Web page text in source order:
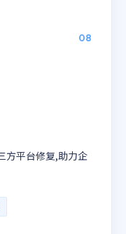
08
方平台修复,助力企